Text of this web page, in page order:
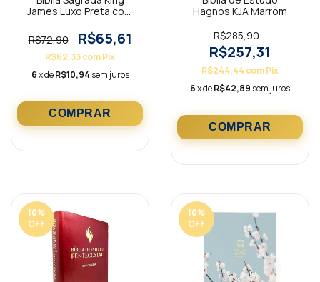
James Luxo Preta com
R$72,90
R$65,61
R$62,33comPix
6x deR$10,94 sem juros
Hagnos KJA Marrom
R$285,90
R$257,31
R$244,44 comPix
6x deR$42,89 sem juros
10%
OFF
10%
OFF